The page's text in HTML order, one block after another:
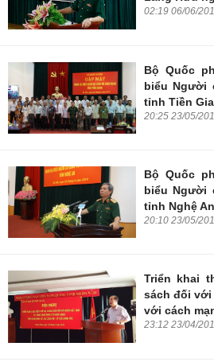
02:19 06/06/
Bộ Quốc
biểu Người
tỉnh Tiền
20:25 23/05/
Bộ Quốc
biểu Người
tỉnh Nghệ An
20:10 23/05/
Triển khai
sách đối với
với cách
23:12 23/04/